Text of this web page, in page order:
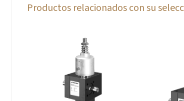
Productos relacionados con su